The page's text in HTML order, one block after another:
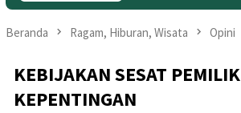
Beranda Ragam, Hiburan, Wisata Opini
KEBIJAKAN SESAT PEMILIK
KEPENTINGAN